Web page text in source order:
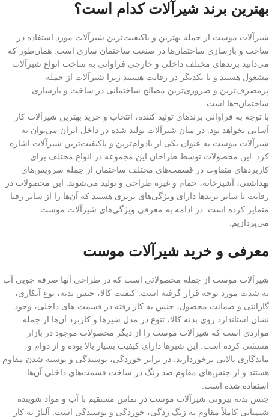
بهترین برند شیرآلات کدام است؟
شیرآلات موست از جمله بهترین و باکیفیت‌ترین شیرآلات مورد استفاده در
ساخت و بازسازی ساختمان‌ها در صنعت ساختمان سازی است. همان‌طور که
می‌دانید برندهای مختلف داخلی و خارجی فراوانی به ساخت انواع شیرآلات
مشغول هستند و با یکدیگر در رقابت هستند زیرا شیرآلات از جمله
پرمصرف‌ترین و ضروری‌ترین مصالح ساختمانی در ساخت و بازسازی
ساختمان¬ها است.
با توجه به فراوانی برندهای تولید کننده، انتخاب و خرید بهترین شیرآلات کار
آسانی نخواهد بود. در میان شیرآلات تولید شده در داخل ایران می‌توان به
شیرآلات موست به عنوان یکی از بادوام‌ترین و باکیفیت‌ترین شیرآلات اشاره
کرد. این محصولات توسط طراحان این مجموعه در انواع مختلف برای
کاربردهای متفاوت در قسمت‌های مختلف ساختمان از جمله سرویس‌های
بهداشتی، آشپزخانه، حمام و غیره طراحی و تولید می‌شوند. این محصولات در
رقابت با سایر برندها دارای ویژگی‌های برتری هستند که آن‌ها را از سایر رقبا
متمایز کرده است. در ادامه به معرفی ویژگی‌های شیرآلات موست
می‌پردازیم.
معرفی و خرید شیرآلات موست
شیرآلات موست از جمله محصولاتی است که در طراحی آنها صرفه جویی آب
به شدت مورد توجه قرار گرفته است. کیفیت کالا، جنس بدنه، نوع آبکاری،
گارانتی و ضمانت محصول، جنس به کار رفته در قسمت-های داخلی، وجود
نشان استاندارد روی بدنه کالا، تنوع در مدل شیرها و کاربرد آن‌ها از جمله
مواردی است که شیرآلات موست را از دیگر محصولات موجود در بازار
مستثنی کرده است. این شیرها دارای کیفیت بسیار بالا بوده و از دوام و
ماندگاری بالایی برخوردارند. در برابر خوردگی، پوسیدگی و پوسته شدن مقاوم
هستند و از جنس‌های مقاوم ضد زنگ در ساخت قسمت‌های داخلی آن‌ها
استفاده شده است.
جنس بدنه بیرونی شیرآلات موست در تماس مستقیم با آب و مواد شوینده
شیمیایی کاملاً مقاوم به زنگ زدگی، خوردگی و پوسیدگی است. آلیاژ به کار